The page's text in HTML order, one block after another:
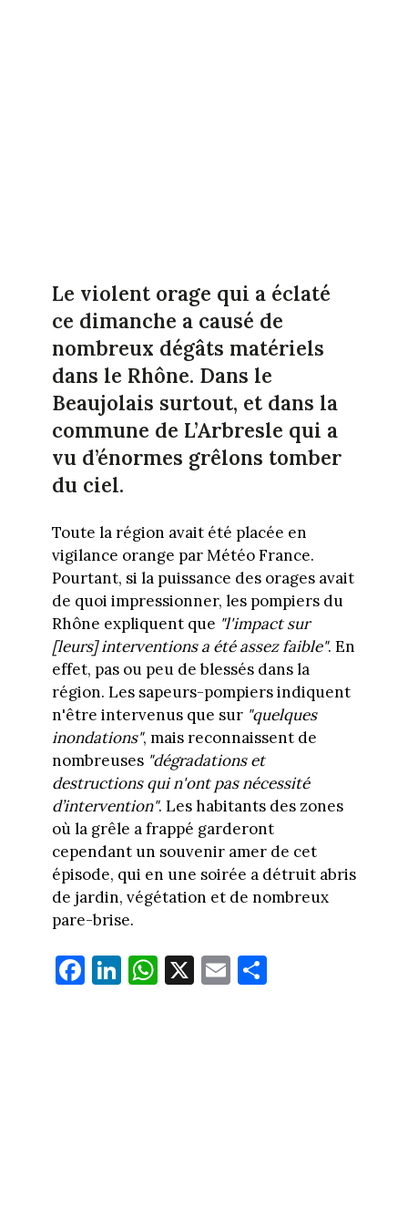
Le violent orage qui a éclaté
ce dimanche a causé de
nombreux dégâts matériels
dans le Rhône. Dans le
Beaujolais surtout, et dans la
commune de L’Arbresle qui a
vu d’énormes grêlons tomber
du ciel.
Toute la région avait été placée en
vigilance orange par Météo France.
Pourtant, si la puissance des orages avait
de quoi impressionner, les pompiers du
Rhône expliquent que "l'impact sur
[leurs] interventions a été assez faible". En
effet, pas ou peu de blessés dans la
région. Les sapeurs-pompiers indiquent
n'être intervenus que sur "quelques
inondations", mais reconnaissent de
nombreuses "dégradations et
destructions qui n'ont pas nécessité
d’intervention". Les habitants des zones
où la grêle a frappé garderont
cependant un souvenir amer de cet
épisode, qui en une soirée a détruit abris
de jardin, végétation et de nombreux
pare-brise.
Fa
ce
Li
nk
W
ha
X E
m
Pa